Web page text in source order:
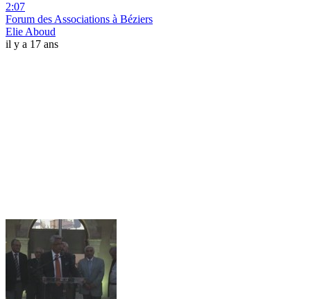
2:07
Forum des Associations à Béziers
Elie Aboud
il y a 17 ans